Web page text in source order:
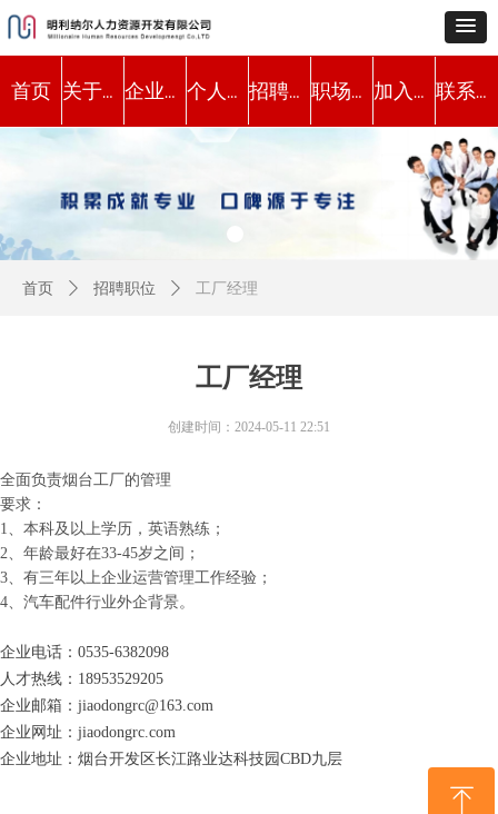
首页 关于我们 企业服务 个人服务 招聘职位 职场动态 加入我们 联系方式
首页 ꄲ 招聘职位 ꄲ 工厂经理
工厂经理
全面负责烟台工厂的管理
要求：
1、本科及以上学历，英语熟练；
2、年龄最好在33-45岁之间；
3、有三年以上企业运营管理工作经验；
4、汽车配件行业外企背景。
企业电话：0535-6382098
人才热线：18953529205
企业邮箱：jiaodongrc@163.com
企业网址：jiaodongrc.com
企业地址：烟台开发区长江路业达科技园CBD九层
创建时间： 2024-05-11 22:51
ꁸ